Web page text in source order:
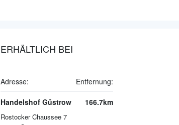
ERHÄLTLICH BEI
Adresse: Entfernung:
Handelshof Güstrow
Rostocker Chaussee 7
166.7km